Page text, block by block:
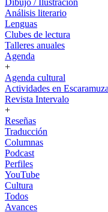
Dibujo / Ilustración
Análisis literario
Lenguas
Clubes de lectura
Talleres anuales
Agenda
+
Agenda cultural
Actividades en Escaramuza
Revista Intervalo
+
Reseñas
Traducción
Columnas
Podcast
Perfiles
YouTube
Cultura
Todos
Avances